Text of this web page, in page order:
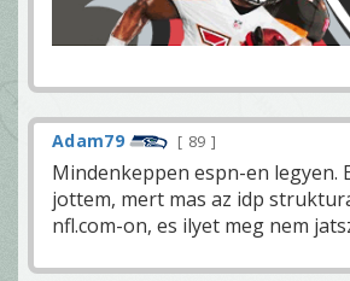
Adam79 89
Mindenkeppen espn-en legyen.
jottem, mert mas az idp
nfl.com-on, es ilyet meg nem